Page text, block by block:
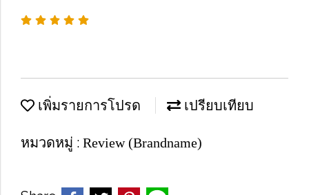
เพิ่มรายการโปรด เปรียบเทียบ
หมวดหมู่ : Review (Brandname)